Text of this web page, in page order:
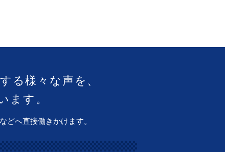
る様々な声を、
ます。
どへ直接働きかけます。